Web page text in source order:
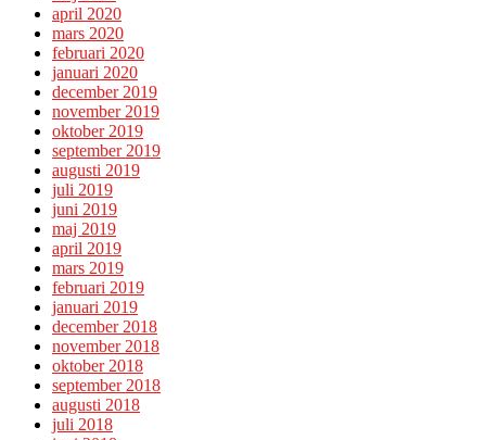
april 2020
mars 2020
februari 2020
januari 2020
december 2019
november 2019
oktober 2019
september 2019
augusti 2019
juli 2019
juni 2019
maj 2019
april 2019
mars 2019
februari 2019
januari 2019
december 2018
november 2018
oktober 2018
september 2018
augusti 2018
juli 2018